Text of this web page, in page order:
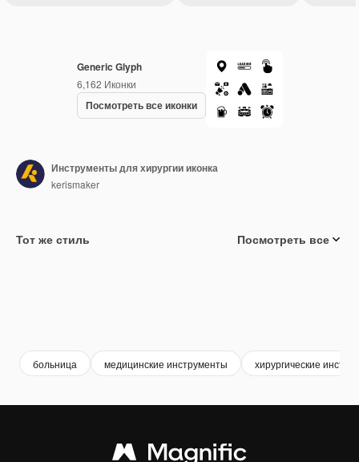
Generic Glyph
6,162 Иконки
Посмотреть все иконки
Инструменты для хирургии иконка
kerismaker
Тот же стиль Посмотреть все
больница медицинские инструменты хирургические